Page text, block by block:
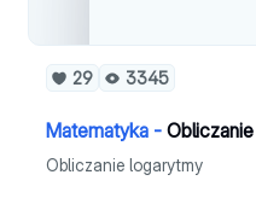
29 3345
Matematyka -
Obliczanie logarytmy